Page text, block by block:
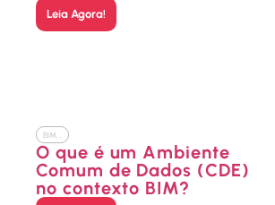
Leia Agora!
BIM
O que é um Ambiente
Comum de Dados (CDE)
no contexto BIM?